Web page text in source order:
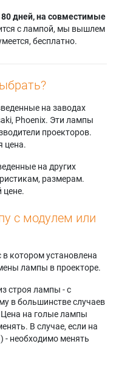
дней, на совместимые
с лампой, мы вышлем
бесплатно.
на заводах
Phoenix. Эти лампы
проекторов.
цена.
на других
размерам.
цене.
с модулем или
котором установлена
лампы в проекторе.
строя лампы - с
в большинстве случаев
Цена на голые лампы
В случае, если на
- необходимо менять